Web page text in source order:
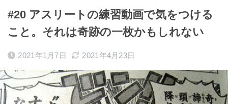
#20 アスリートの練習動画で気をつける
こと。それは奇跡の一枚かもしれない
2021年1月7日 2021年4月23日